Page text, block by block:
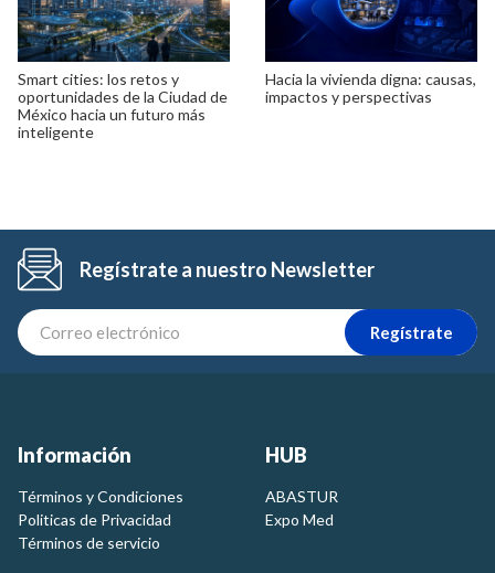
Smart cities: los retos y
oportunidades de la Ciudad de
México hacia un futuro más
inteligente
Hacia la vivienda digna: causas,
impactos y perspectivas
Regístrate a nuestro Newsletter
Regístrate
Información
Términos y Condiciones
Politicas de Privacidad
Términos de servicio
HUB
ABASTUR
Expo Med